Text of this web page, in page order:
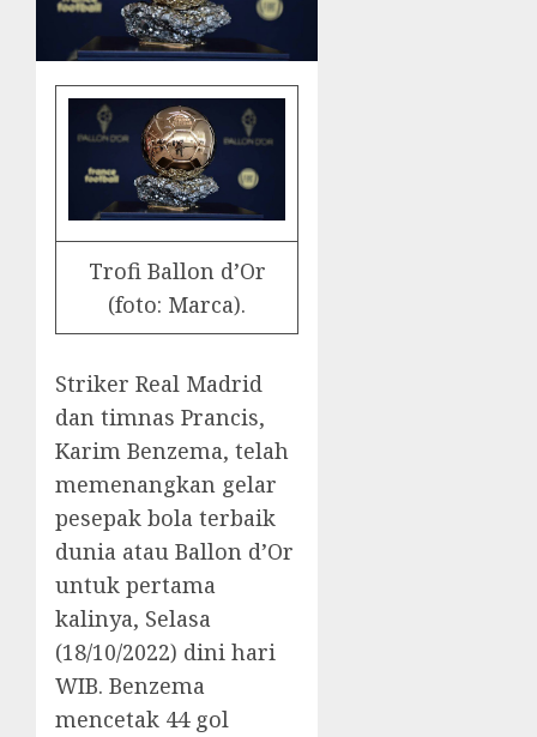
Trofi Ballon d’Or
(foto: Marca).
Striker Real Madrid
dan timnas Prancis,
Karim Benzema, telah
memenangkan gelar
pesepak bola terbaik
dunia atau Ballon d’Or
untuk pertama
kalinya, Selasa
(18/10/2022) dini hari
WIB. Benzema
mencetak 44 gol